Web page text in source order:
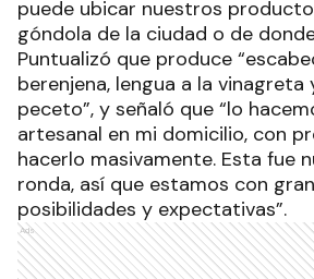
puede ubicar nuestros
góndola de la ciudad o de
Puntualizó que produce
berenjena, lengua a la vinagreta
peceto”, y señaló que “lo
artesanal en mi domicilio, con
hacerlo masivamente. Esta fue
ronda, así que estamos con
posibilidades y expectativas”.
Ads